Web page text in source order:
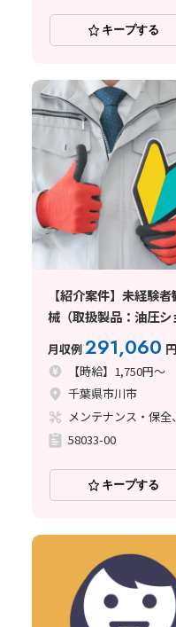
キープする
【紹介案件】未経験
械（取扱製品：油圧
等）を、安全に使え
月収例291,060 円
【時給】1,750円～
千葉県市川市
メンテナンス・保全
58033-00
キープする